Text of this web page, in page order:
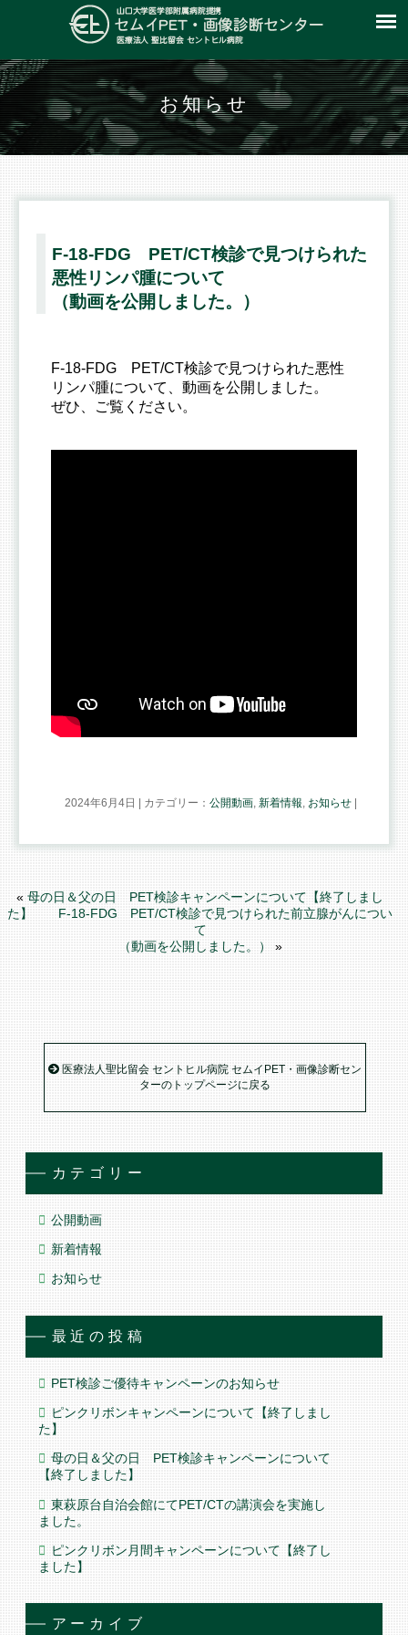
お知らせ
F-18-FDG PET/CT検診で見つけられた
悪性リンパ腫について
（動画を公開しました。）
F-18-FDG PET/CT検診で見つけられた悪性
リンパ腫について、動画を公開しました。
ぜひ、ご覧ください。
2024年6月4日 | カテゴリー： 公開動画, 新着情報, お知らせ|
«母の日＆父の日 PET検診キャンペーンについて【終了しまし
た】
F-18-FDG PET/CT検診で見つけられた前立腺がんについ
て
（動画を公開しました。）
»
医療法人聖比留会 セントヒル病院 セムイPET・画像診断セン
ターのトップページに戻る
カテゴリー
公開動画
新着情報
お知らせ
最近の投稿
PET検診ご優待キャンペーンのお知らせ
ピンクリボンキャンペーンについて【終了しまし
た】
母の日＆父の日 PET検診キャンペーンについて
【終了しました】
東萩原台自治会館にてPET/CTの講演会を実施し
ました。
ピンクリボン月間キャンペーンについて【終了し
ました】
アーカイブ